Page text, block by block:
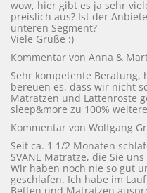
wow, hier gibt es ja sehr
preislich aus? Ist der
unteren Segment?
Viele Grüße :)
Kommentar von Anna &
Sehr kompetente
bereuen es, dass wir nicht
Matratzen und Lattenroste
sleep&more zu 100%
Kommentar von Wolfgang
Seit ca. 1 1/2 Monaten
SVANE Matratze, die Sie
Wir haben noch nie so gut
geschlafen. Ich habe im